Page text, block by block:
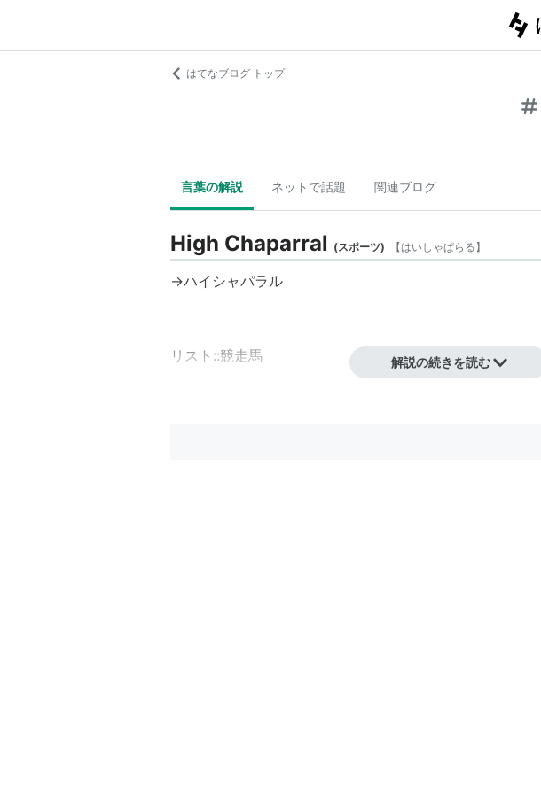
はてなブログ トップ
言葉の解説 ネットで話題 関連ブログ
High Chaparral (スポーツ) 【はいしゃぱらる】
→ハイシャパラル
リスト::競走馬 解説の続きを読む